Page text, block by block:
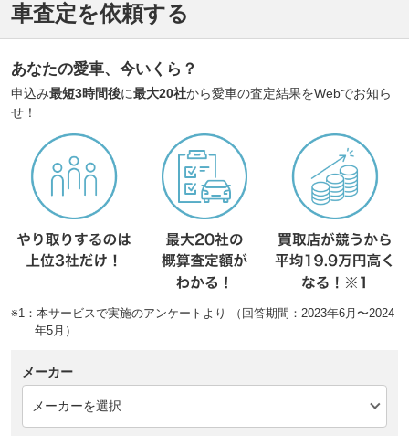
車査定を依頼する
あなたの愛車、今いくら？
申込み最短3時間後に最大20社から愛車の査定結果をWebでお知ら
せ！
※1：本サービスで実施のアンケートより （回答期間：2023年6月〜2024
年5月）
メーカー